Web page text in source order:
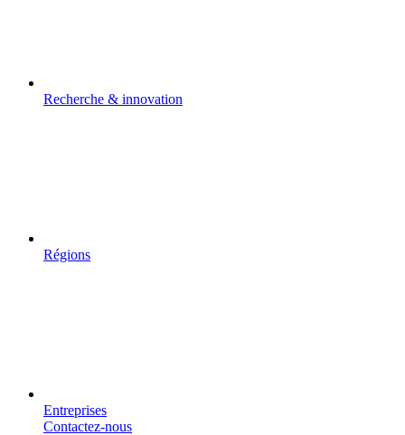
Recherche & innovation
Régions
Entreprises
Contactez-nous